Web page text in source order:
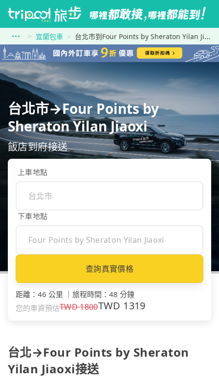
宜蘭包車 台北市到Four Points by Sheraton Yilan Jiaoxi
台北市→Four Points by
Sheraton Yilan Jiaoxi
飯店到府接送
上車地點
下車地點
查詢真實價格
距離 ： 46 公里 旅程時間 ： 48 分鐘
您的車資預估TWD1800TWD 1319
台北→Four Points by Sheraton
Yilan Jiaoxi接送